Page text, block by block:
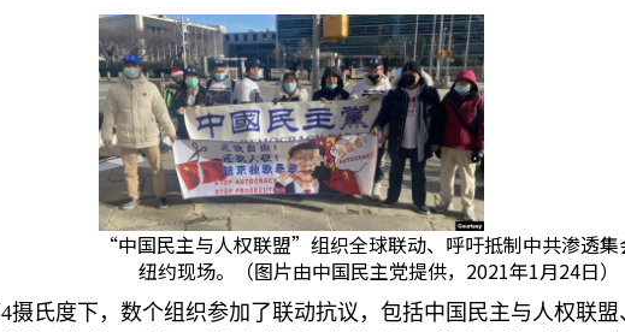
“中国民主与人权联盟”组织全球联动、呼吁抵制中共渗透集
纽约现场。（图片由中国民主党提供，2021年1月24日）
4摄氏度下，数个组织参加了联动抗议，包括中国民主与人权联